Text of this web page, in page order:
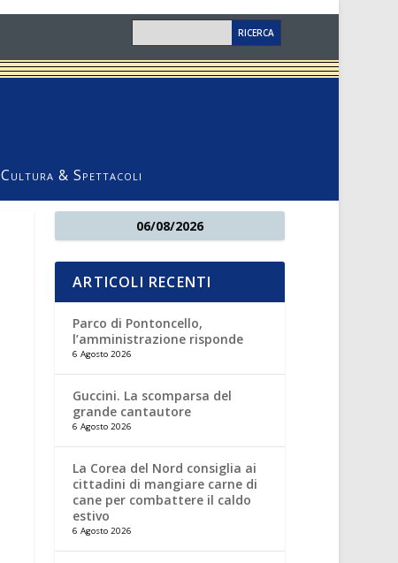
Cultura & Spettacoli
06/08/2026
ARTICOLI RECENTI
Parco di Pontoncello,
l’amministrazione risponde
6 Agosto 2026
Guccini. La scomparsa del
grande cantautore
6 Agosto 2026
La Corea del Nord consiglia ai
cittadini di mangiare carne di
cane per combattere il caldo
estivo
6 Agosto 2026